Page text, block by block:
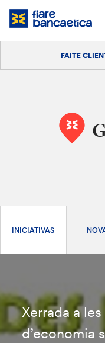
Saltar
FAITE
INICIATIVAS
Xerrada a
d’economia